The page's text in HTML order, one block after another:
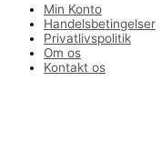
Min Konto
Handelsbetingelser
Privatlivspolitik
Om os
Kontakt os